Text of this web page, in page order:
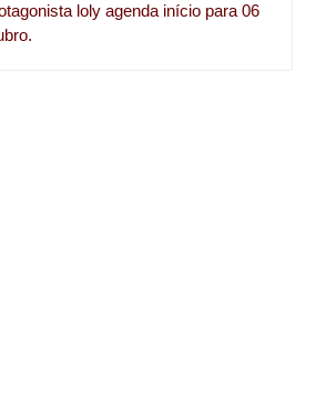
loly agenda início para 06